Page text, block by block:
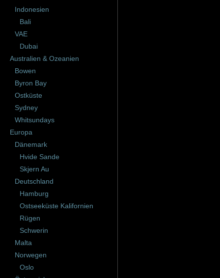
Indonesien
Bali
VAE
Dubai
Australien & Ozeanien
Bowen
Byron Bay
Ostküste
Sydney
Whitsundays
Europa
Dänemark
Hvide Sande
Skjern Au
Deutschland
Hamburg
Ostseeküste Kalifornien
Rügen
Schwerin
Malta
Norwegen
Oslo